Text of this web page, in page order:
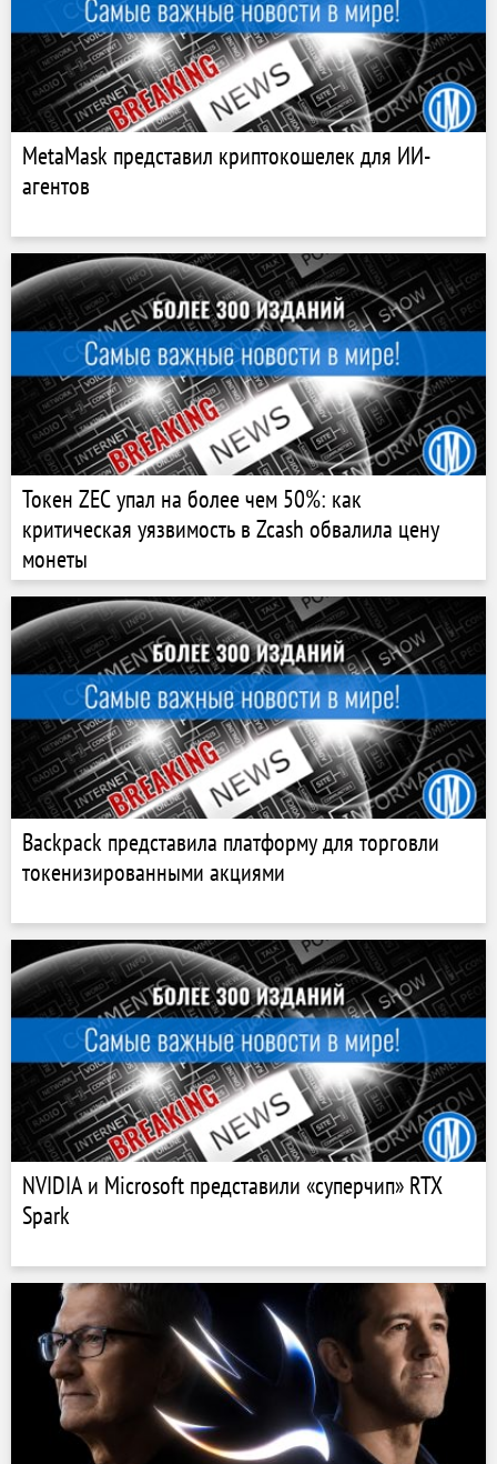
MetaMask представил криптокошелек для ИИ-
агентов
Токен ZEC упал на более чем 50%: как
критическая уязвимость в Zcash обвалила цену
монеты
Backpack представила платформу для торговли
токенизированными акциями
NVIDIA и Microsoft представили «суперчип» RTX
Spark